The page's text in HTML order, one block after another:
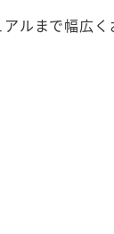
ルまで幅広